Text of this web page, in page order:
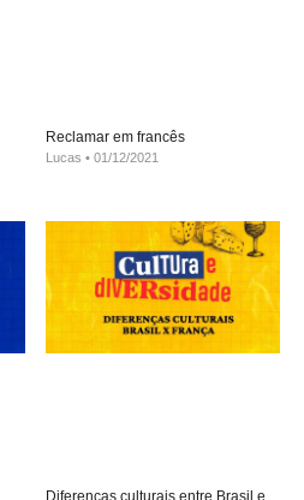
Reclamar em francês
Lucas 01/12/2021